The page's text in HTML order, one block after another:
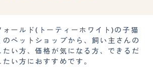
ォールド(トーティーホワイト)の子猫
ペットショップから、飼い主さんの
い方、価格が気になる方、できるだ
い方におすすめです。